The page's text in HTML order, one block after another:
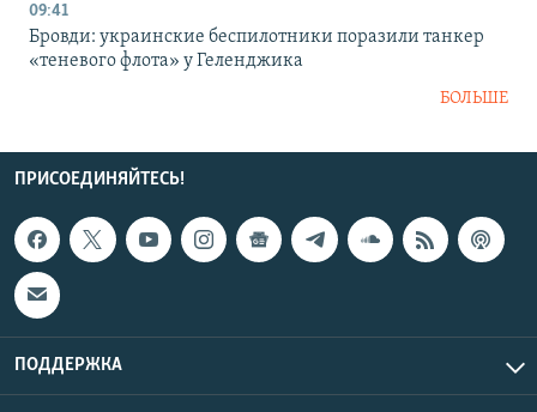
09:41
Бровди: украинские беспилотники поразили танкер
«теневого флота» у Геленджика
БОЛЬШЕ
ПРИСОЕДИНЯЙТЕСЬ!
ПОДДЕРЖКА